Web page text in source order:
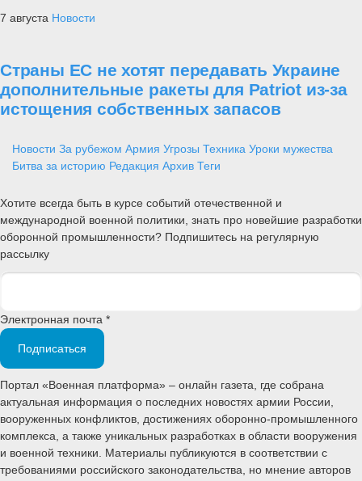
7 августа Новости
Страны ЕС не хотят передавать Украине
дополнительные ракеты для Patriot из-за
истощения собственных запасов
Новости За рубежом Армия Угрозы Техника Уроки мужества
Битва за историю Редакция Архив Теги
Хотите всегда быть в курсе событий отечественной и
международной военной политики, знать про новейшие разработки
оборонной промышленности? Подпишитесь на регулярную
рассылку
Электронная почта *
Подписаться
Портал «Военная платформа» – онлайн газета, где собрана
актуальная информация о последних новостях армии России,
вооруженных конфликтов, достижениях оборонно-промышленного
комплекса, а также уникальных разработках в области вооружения
и военной техники. Материалы публикуются в соответствии с
требованиями российского законодательства, но мнение авторов